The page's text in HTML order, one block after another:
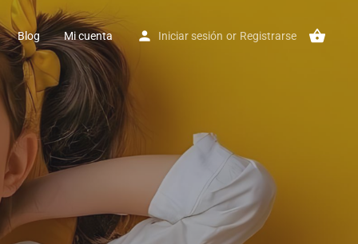
Blog Mi cuenta Iniciar sesión or Registrarse